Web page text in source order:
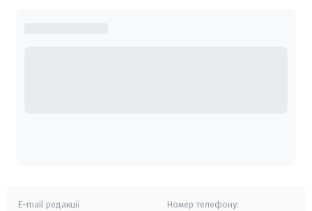
E-mail редакції Номер телефону: